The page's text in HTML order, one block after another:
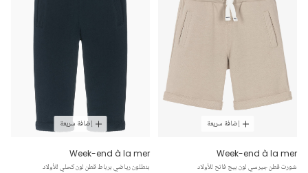
إضافة سريعة
Week-end à la mer
شورت قطن جيرسي لون بيج فاتح للأولاد
إضافة سريعة
Week-end à la mer
بنطلون رياضي برباط قطن لون كحلي للأولاد